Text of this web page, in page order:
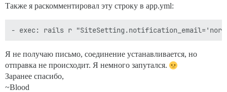
Также я раскомментировал эту строку в app.yml:
Я не получаю письмо, соединение устанавливается, но
отправка не происходит. Я немного запутался.
Заранее спасибо,
~Blood